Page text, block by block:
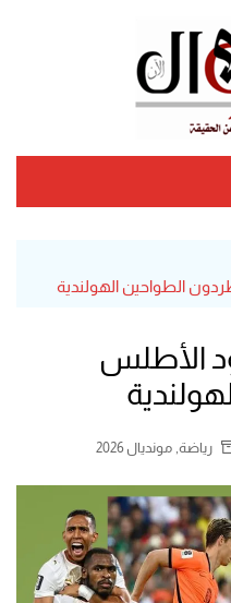
الطواحين الهولندية
الأطلس
رياضة مونديال 2026